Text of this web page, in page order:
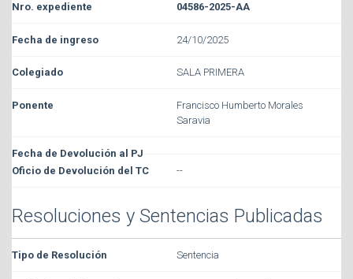
04586-2025-AA
24/10/2025
SALA PRIMERA
Francisco Humberto Morales
Saravia
--
Resoluciones y Sentencias Publicadas
Sentencia